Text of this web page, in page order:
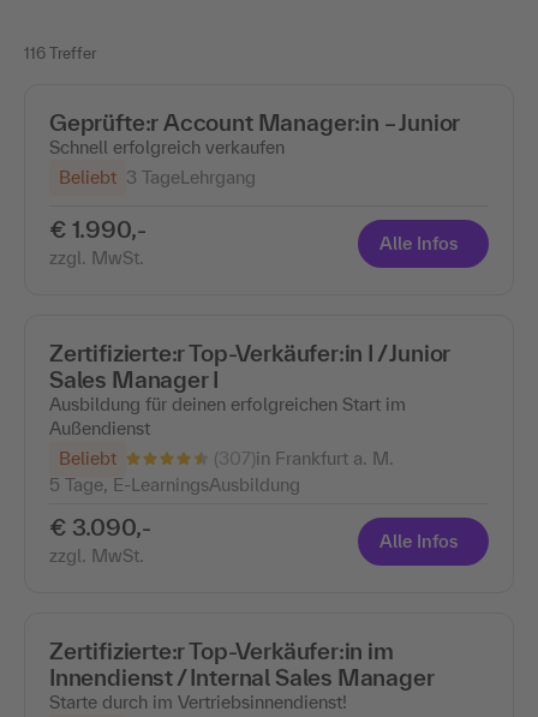
116 Treffer
Geprüfte:r Account Manager:in – Junior
Schnell erfolgreich verkaufen
Beliebt 3 TageLehrgang
€ 1.990,-
zzgl. MwSt.
Alle Infos
Zertifizierte:r Top-Verkäufer:in I / Junior
Sales Manager I
Ausbildung für deinen erfolgreichen Start im
Außendienst
Beliebt
(307)in Frankfurt a. M.
5 Tage, E-LearningsAusbildung
€ 3.090,-
zzgl. MwSt.
Alle Infos
Zertifizierte:r Top-Verkäufer:in im
Innendienst / Internal Sales Manager
Starte durch im Vertriebsinnendienst!